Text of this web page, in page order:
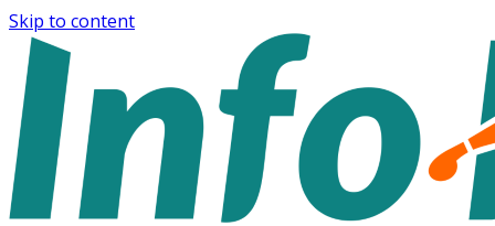
Skip to content